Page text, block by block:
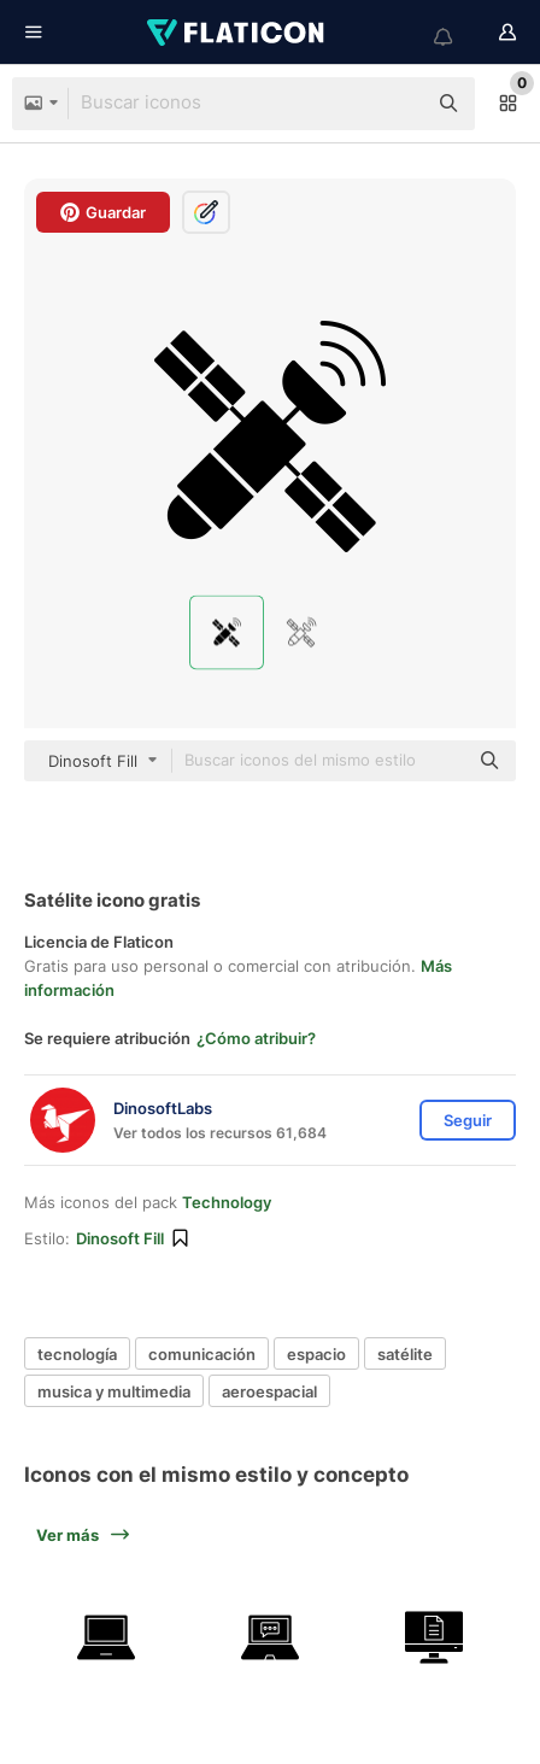
0
Guardar
Dinosoft Fill
Satélite icono gratis
Licencia de Flaticon
Gratis para uso personal o comercial con atribución. Más
información
Se requiere atribución ¿Cómo atribuir?
DinosoftLabs
Ver todos los recursos 61,684
Seguir
Más iconos del pack Technology
Estilo: Dinosoft Fill
tecnología comunicación espacio
satélite
musica y multimedia
aeroespacial
Iconos con el mismo estilo y concepto
Ver más